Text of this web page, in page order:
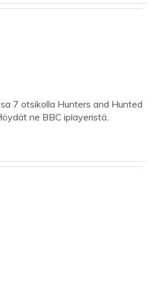
7 otsikolla Hunters and Hunted
löydät ne BBC iplayeristä.